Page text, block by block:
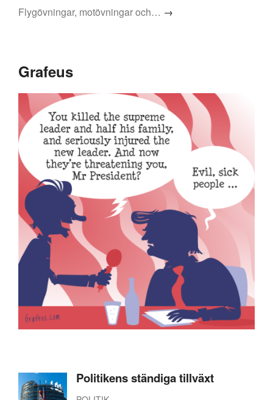
Flygövningar, motövningar och… →
Grafeus
Politikens ständiga tillväxt